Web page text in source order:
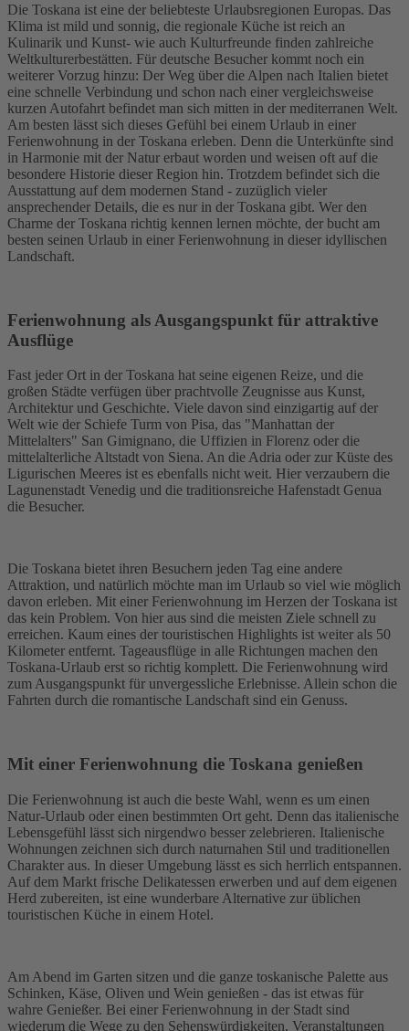
Die Toskana ist eine der beliebteste Urlaubsregionen Europas. Das
Klima ist mild und sonnig, die regionale Küche ist reich an
Kulinarik und Kunst- wie auch Kulturfreunde finden zahlreiche
Weltkulturerbestätten. Für deutsche Besucher kommt noch ein
weiterer Vorzug hinzu: Der Weg über die Alpen nach Italien bietet
eine schnelle Verbindung und schon nach einer vergleichsweise
kurzen Autofahrt befindet man sich mitten in der mediterranen Welt.
Am besten lässt sich dieses Gefühl bei einem Urlaub in einer
Ferienwohnung in der Toskana erleben. Denn die Unterkünfte sind
in Harmonie mit der Natur erbaut worden und weisen oft auf die
besondere Historie dieser Region hin. Trotzdem befindet sich die
Ausstattung auf dem modernen Stand - zuzüglich vieler
ansprechender Details, die es nur in der Toskana gibt. Wer den
Charme der Toskana richtig kennen lernen möchte, der bucht am
besten seinen Urlaub in einer Ferienwohnung in dieser idyllischen
Landschaft.
Ferienwohnung als Ausgangspunkt für attraktive
Ausflüge
Fast jeder Ort in der Toskana hat seine eigenen Reize, und die
großen Städte verfügen über prachtvolle Zeugnisse aus Kunst,
Architektur und Geschichte. Viele davon sind einzigartig auf der
Welt wie der Schiefe Turm von Pisa, das "Manhattan der
Mittelalters" San Gimignano, die Uffizien in Florenz oder die
mittelalterliche Altstadt von Siena. An die Adria oder zur Küste des
Ligurischen Meeres ist es ebenfalls nicht weit. Hier verzaubern die
Lagunenstadt Venedig und die traditionsreiche Hafenstadt Genua
die Besucher.
Die Toskana bietet ihren Besuchern jeden Tag eine andere
Attraktion, und natürlich möchte man im Urlaub so viel wie möglich
davon erleben. Mit einer Ferienwohnung im Herzen der Toskana ist
das kein Problem. Von hier aus sind die meisten Ziele schnell zu
erreichen. Kaum eines der touristischen Highlights ist weiter als 50
Kilometer entfernt. Tageausflüge in alle Richtungen machen den
Toskana-Urlaub erst so richtig komplett. Die Ferienwohnung wird
zum Ausgangspunkt für unvergessliche Erlebnisse. Allein schon die
Fahrten durch die romantische Landschaft sind ein Genuss.
Mit einer Ferienwohnung die Toskana genießen
Die Ferienwohnung ist auch die beste Wahl, wenn es um einen
Natur-Urlaub oder einen bestimmten Ort geht. Denn das italienische
Lebensgefühl lässt sich nirgendwo besser zelebrieren. Italienische
Wohnungen zeichnen sich durch naturnahen Stil und traditionellen
Charakter aus. In dieser Umgebung lässt es sich herrlich entspannen.
Auf dem Markt frische Delikatessen erwerben und auf dem eigenen
Herd zubereiten, ist eine wunderbare Alternative zur üblichen
touristischen Küche in einem Hotel.
Am Abend im Garten sitzen und die ganze toskanische Palette aus
Schinken, Käse, Oliven und Wein genießen - das ist etwas für
wahre Genießer. Bei einer Ferienwohnung in der Stadt sind
wiederum die Wege zu den Sehenswürdigkeiten, Veranstaltungen